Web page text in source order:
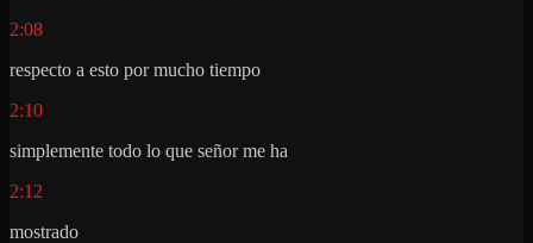
2:08
respecto a esto por mucho tiempo
2:10
simplemente todo lo que señor me ha
2:12
mostrado